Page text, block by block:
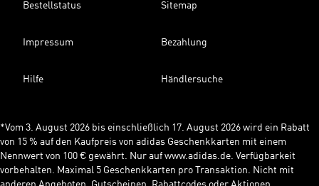
Bestellstatus Sitemap
Impressum Bezahlung
Hilfe Händlersuche
*Vom 3. August 2026 bis einschließlich 17. August 2026 wird ein Rabatt
von 15 % auf den Kaufpreis von adidas Geschenkkarten mit einem
Nennwert von 100 € gewährt. Nur auf www.adidas.de. Verfügbarkeit
vorbehalten. Maximal 5 Geschenkkarten pro Transaktion. Nicht mit